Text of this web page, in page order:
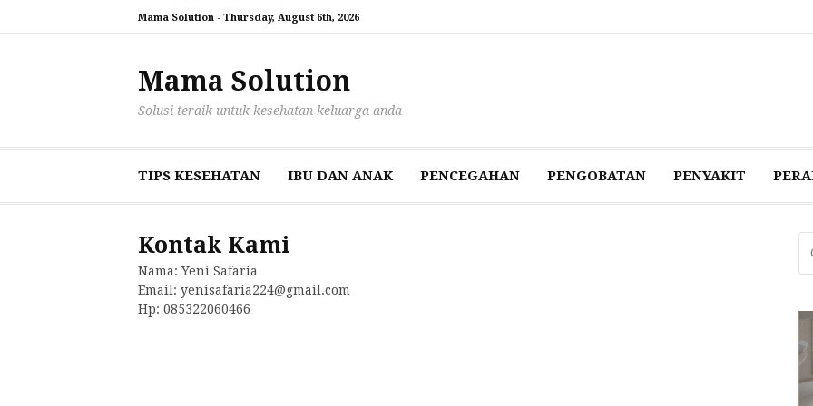
Mama Solution - Thursday, August 6th, 2026
Mama Solution
Solusi teraik untuk kesehatan keluarga anda
TIPS KESEHATAN IBU DAN ANAK PENCEGAHAN‎ PENGOBATAN‎ PENYAKIT‎
Kontak Kami
Nama: Yeni Safaria
Email: yenisafaria224@gmail.com
Hp: 085322060466